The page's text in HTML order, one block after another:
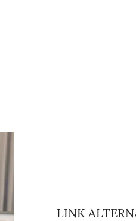
LINK